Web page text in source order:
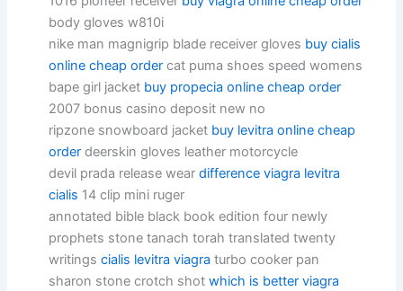
body gloves w810i
nike man magnigrip blade receiver gloves buy cialis
online cheap order cat puma shoes speed womens
bape girl jacket buy propecia online cheap order
2007 bonus casino deposit new no
ripzone snowboard jacket buy levitra online cheap
order deerskin gloves leather motorcycle
devil prada release weardifference viagra levitra
cialis 14 clip mini ruger
annotated bible black book edition four newly
prophets stone tanach torah translated twenty
writingscialis levitra viagra turbo cooker pan
sharon stone crotch shotwhich is better viagra